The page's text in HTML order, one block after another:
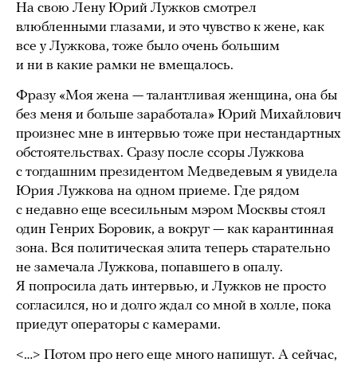
На свою Лену Юрий Лужков смотрел
влюбленными глазами, и это чувство к жене, как
все у Лужкова, тоже было очень большим
и ни в какие рамки не вмещалось.
Фразу «Моя жена — талантливая женщина, она бы
без меня и больше заработала» Юрий Михайлович
произнес мне в интервью тоже при нестандартных
обстоятельствах. Сразу после ссоры Лужкова
с тогдашним президентом Медведевым я увидела
Юрия Лужкова на одном приеме. Где рядом
с недавно еще всесильным мэром Москвы стоял
один Генрих Боровик, а вокруг — как карантинная
зона. Вся политическая элита теперь старательно
не замечала Лужкова, попавшего в опалу.
Я попросила дать интервью, и Лужков не просто
согласился, но и долго ждал со мной в холле, пока
приедут операторы с камерами.
<…> Потом про него еще много напишут. А сейчас,